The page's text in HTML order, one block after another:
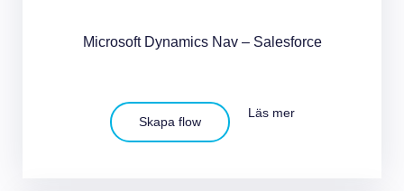
Microsoft Dynamics Nav – Salesforce
Skapa flow
Läs mer